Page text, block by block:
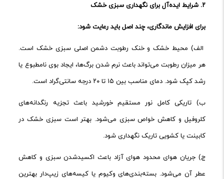
۲. شرایط ایده‌آل برای نگهداری سبزی خشک
برای افزایش ماندگاری، چند اصل باید رعایت شود:
الف) محیط خشک و خنک رطوبت دشمن اصلی سبزی خشک است.
هر میزان رطوبت می‌تواند باعث نرم شدن برگ‌ها، ایجاد بوی نامطبوع یا
رشد کپک شود. دمای مناسب بین ۱۵ تا ۲۰ درجه سانتی‌گراد است.
ب) تاریکی کامل نور مستقیم خورشید باعث تجزیه رنگدانه‌های
کلروفیل و کاهش خواص سبزی می‌شود. بهتر است سبزی خشک در
کابینت یا کشویی تاریک نگهداری شود.
ج) جریان هوای محدود هوای آزاد باعث اکسیدشدن سبزی و کاهش
عطر آن می‌شود. بسته‌بندی‌های وکیوم یا کیسه‌های زیپ‌دار بهترین